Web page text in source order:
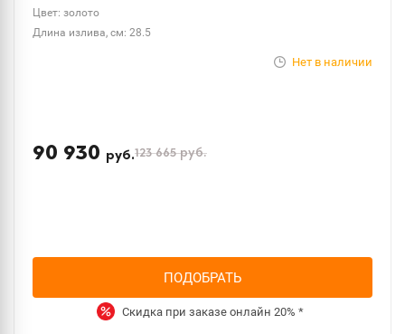
Цвет: золото
Длина излива, см: 28.5
Нет в наличии
90 930 руб.123 665руб.
ПОДОБРАТЬ
Скидка при заказе онлайн 20% *